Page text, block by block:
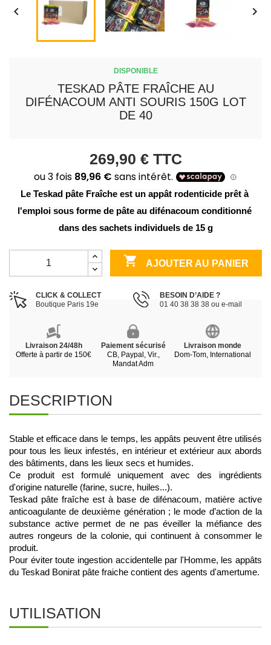
 
DISPONIBLE
TESKAD PÂTE FRAÎCHE AU
DIFÉNACOUM ANTI SOURIS 150G LOT
DE 40
269,90 € TTC
Le Teskad pâte Fraîche est un appât rodenticide prêt à
l'emploi sous forme de pâte au difénacoum conditionné
dans des sachets individuels de 15 g
 AJOUTER AU PANIER
CLICK & COLLECT
Boutique Paris 19e
BESOIN D’AIDE ?
01 40 38 38 38 ou e-mail
Livraison 24/48h
Offerte à partir de 150€
Paiement sécurisé
CB, Paypal, Vir.,
Mandat Adm
Livraison monde
Dom-Tom, International
DESCRIPTION
Stable et efficace dans le temps, les appâts peuvent être utilisés
pour tous les lieux infestés, en intérieur et extérieur aux abords
des bâtiments, dans les lieux secs et humides.
Ce produit est formulé uniquement avec des ingrédients
d'origine naturelle (farine, sucre, huiles...).
Teskad pâte fraîche est à base de difénacoum, matière active
anticoagulante de deuxième génération ; le mode d’action de la
substance active permet de ne pas éveiller la méfiance des
autres rongeurs de la colonie, qui continuent à consommer le
produit.
Pour éviter toute ingestion accidentelle par l'Homme, les appâts
du Teskad Bonirat pâte fraiche contient des agents d'amertume.
UTILISATION